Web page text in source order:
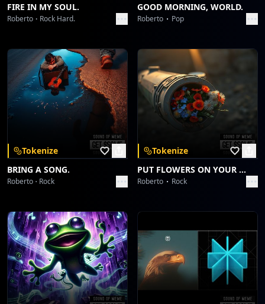
FIRE IN MY SOUL.
Roberto Rock Hard.
GOOD MORNING, WORLD.
Roberto Pop
Tokenize
BRING A SONG.
Roberto Rock
Tokenize
PUT FLOWERS ON YOUR GUNS.
Roberto Rock